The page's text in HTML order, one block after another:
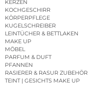
KERZEN
KOCHGESCHIRR
KÖRPERPFLEGE
KUGELSCHREIBER
LEINTÜCHER & BETTLAKEN
MAKE UP
MÖBEL
PARFUM & DUFT
PFANNEN
RASIERER & RASUR ZUBEHÖR
TEINT | GESICHTS MAKE UP